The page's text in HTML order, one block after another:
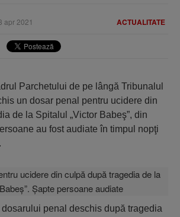
ACTUALITATE
apr 2021
Parchetului de pe lângă Tribunalul
un dosar penal pentru ucidere din
de la Spitalul „Victor Babeş”, din
au fost audiate în timpul nopţi
penal deschis după tragedia